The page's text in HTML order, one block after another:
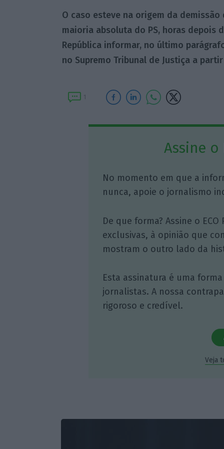
O caso esteve na origem da
maioria absoluta do PS, horas depois
República informar, no último
no Supremo Tribunal de Justiça a
1
Assine o
No momento em que a
nunca, apoie o jornalismo
De que forma? Assine o
exclusivas, à opinião que
mostram o outro lado da
Esta assinatura é uma
jornalistas. A nossa
rigoroso e credível.
Veja